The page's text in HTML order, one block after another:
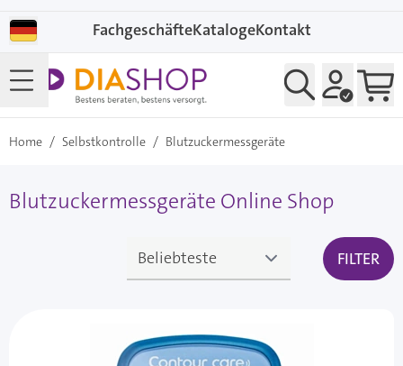
FachgeschäfteKatalogeKontakt
Home / Selbstkontrolle / Blutzuckermessgeräte
Blutzuckermessgeräte Online Shop
FILTER